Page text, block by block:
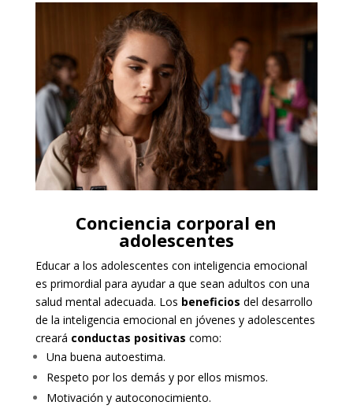
Conciencia corporal en
adolescentes
Educar a los adolescentes con inteligencia emocional
es primordial para ayudar a que sean adultos con una
salud mental adecuada. Los beneficios del desarrollo
de la inteligencia emocional en jóvenes y adolescentes
creará conductas positivas como:
Una buena autoestima.
Respeto por los demás y por ellos mismos.
Motivación y autoconocimiento.